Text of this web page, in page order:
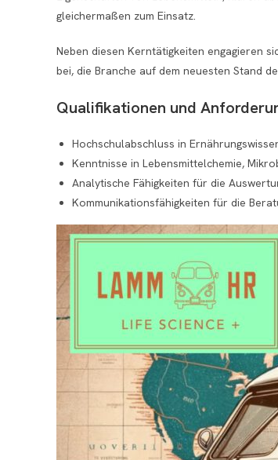
gleichermaßen zum Einsatz.
Neben diesen Kerntätigkeiten engagieren
bei, die Branche auf dem neuesten Stand
Qualifikationen und
Hochschulabschluss in
Kenntnisse in Lebensmittelchemie,
Analytische Fähigkeiten für die
Kommunikationsfähigkeiten für die